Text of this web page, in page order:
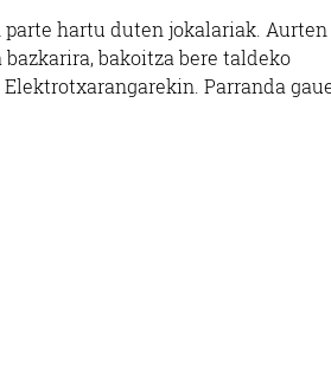
hartu duten jokalariak. Aurten
bakoitza bere taldeko
Parranda